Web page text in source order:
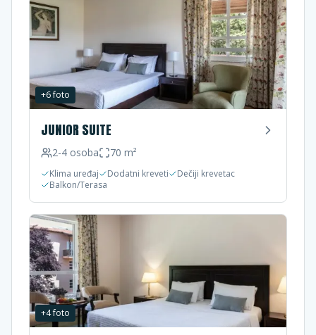
+6foto
JUNIOR SUITE
2-4 osoba 70 m²
Klima uređaj Dodatni kreveti
Dečiji krevetac
Balkon/Terasa
+4foto